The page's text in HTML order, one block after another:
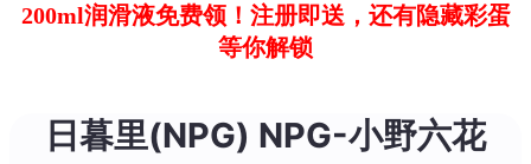
200ml润滑液免费领！注册即送，还有隐藏彩蛋
等你解锁
日暮里(NPG) NPG-小野六花